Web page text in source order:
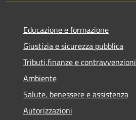
Educazione e formazione
Giustizia e sicurezza pubblica
Tributi,finanze e contravvenzioni
Ambiente
Salute, benessere e assistenza
Autorizzazioni